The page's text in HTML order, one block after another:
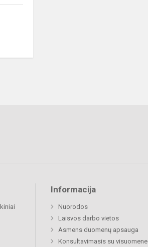
Informacija
Nuorodos
Laisvos darbo vietos
Asmens duomenų apsauga
Konsultavimasis su visuomene